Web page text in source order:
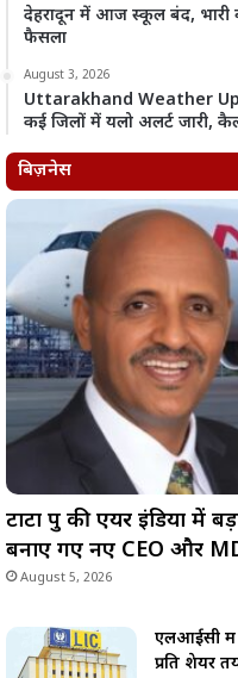
देहरादून में आज स्कूल बंद, भारी
फैसला
August 3, 2026
Uttarakhand Weather
कई जिलों में यलो अलर्ट जारी,
बिज़नेस
टाटा ग्रुप की एयर इंडिया में
बनाए गए नए CEO और
August 5, 2026
एलआईसी में
प्रति शेयर